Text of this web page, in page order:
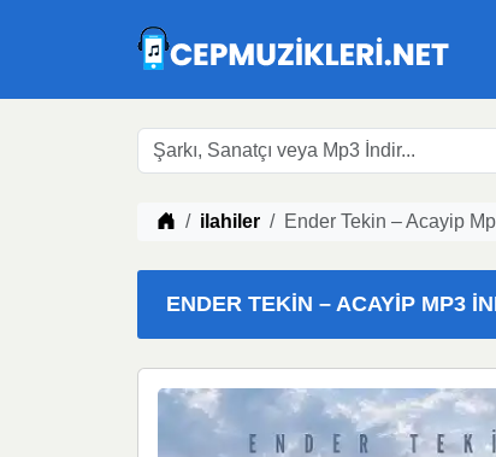
Müzik indir
ilahiler Ender Tekin – Acayip
ENDER TEKIN – ACAYIP MP3